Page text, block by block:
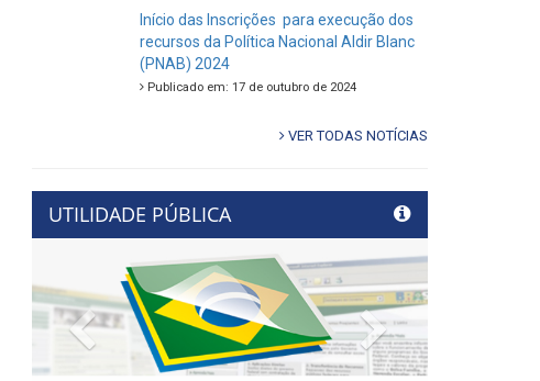
Início das Inscrições para execução dos
recursos da Política Nacional Aldir Blanc
(PNAB) 2024
Publicado em: 17 de outubro de 2024
VER TODAS NOTÍCIAS
UTILIDADE PÚBLICA
Previous Next